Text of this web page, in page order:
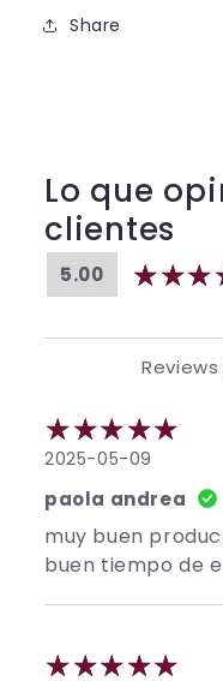
Share
Lo que
clientes
5.00
2025-05-09
paola andrea
muy buen
buen tiempo de